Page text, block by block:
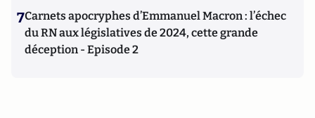
7Carnets apocryphes d’Emmanuel Macron : l’échec
du RN aux législatives de 2024, cette grande
déception - Episode 2